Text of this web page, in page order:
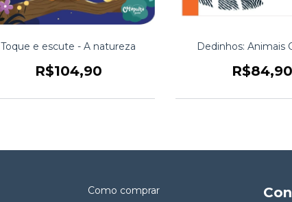
Toque e escute - A natureza
R$104,90
Dedinhos: Animais
R$84,90
Como comprar